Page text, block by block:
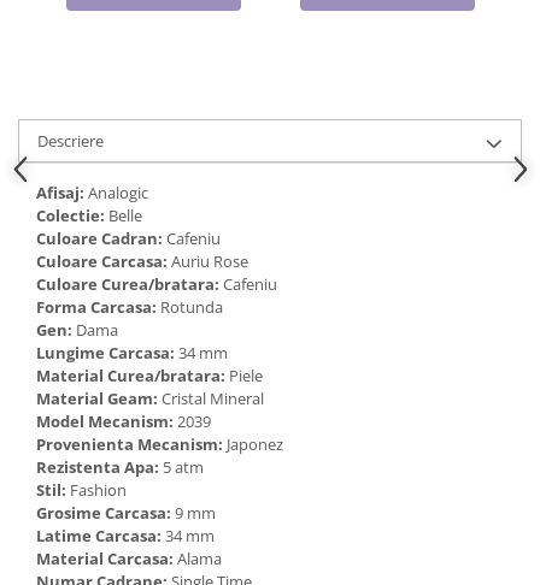
Cadouri pentru Doctori
Descriere
Afisaj: Analogic
Colectie: Belle
Culoare Cadran: Cafeniu
Culoare Carcasa: Auriu Rose
Culoare Curea/bratara: Cafeniu
Forma Carcasa: Rotunda
Gen: Dama
Lungime Carcasa: 34 mm
Material Curea/bratara: Piele
Material Geam: Cristal Mineral
Model Mecanism: 2039
Provenienta Mecanism: Japonez
Rezistenta Apa: 5 atm
Stil: Fashion
Grosime Carcasa: 9 mm
Latime Carcasa: 34 mm
Material Carcasa: Alama